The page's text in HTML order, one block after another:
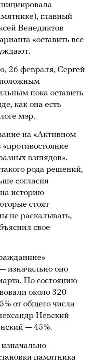
главный
Венедиктов
«оставить все
26 февраля, Сергей
пока оставить
как она есть
мэр.
на «Активном
взглядов».
рода решений,
согласия
историю
стоят
не раскалывать,
свое
изначально оно
По состоянию
около 320
от общего числа
Невский
— 45%.
памятника